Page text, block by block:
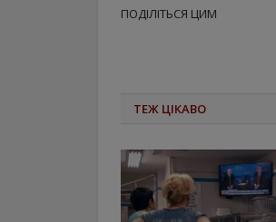
ПОДІЛІТЬСЯ ЦИМ
ТЕЖ ЦІКАВО